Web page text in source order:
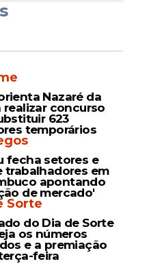
Nazaré da
realizar concurso
623
temporários
fecha setores e
trabalhadores em
apontando
de mercado'
Sorte
do Dia de Sorte
os números
e a premiação
feira